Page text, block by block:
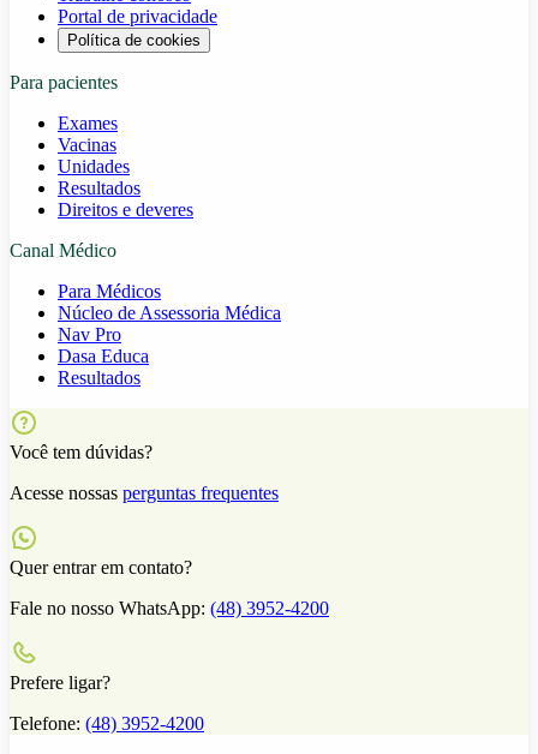
Portal de privacidade
Política de cookies
Para pacientes
Exames
Vacinas
Unidades
Resultados
Direitos e deveres
Canal Médico
Para Médicos
Núcleo de Assessoria Médica
Nav Pro
Dasa Educa
Resultados
Você tem dúvidas?
Acesse nossas perguntas frequentes
Quer entrar em contato?
Fale no nosso WhatsApp: (48) 3952-4200
Prefere ligar?
Telefone: (48) 3952-4200